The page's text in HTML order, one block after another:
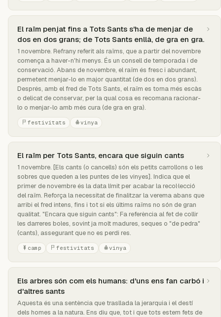
El raïm penjat fins a Tots Sants s'ha de menjar de
dos en dos grans; de Tots Sants enllà, de gra en gra.
1 novembre. Refrany referit als raïms, que a partir del novembre
comença a haver-n'hi menys. És un consell de temporada i de
conservació. Abans de novembre, el raïm és fresc i abundant,
permetent menjar-lo en major quantitat (de dos en dos grans).
Després, amb el fred de Tots Sants, el raïm es torna més escàs
o delicat de conservar, per la qual cosa es recomana racionar-
lo o menjar-lo amb més cura (de gra en gra).
festivitats vinya
El raïm per Tots Sants, encara que siguin cants
1 novembre. [Els cants (o cancells) són els petits carrollons o les
sobres que queden a les puntes de les vinyes]. Indica que el
primer de novembre és la data límit per acabar la recol·lecció
del raïm. Reforça la necessitat de finalitzar la verema abans que
arribi el fred intens, fins i tot si els últims raïms no són de gran
qualitat. "Encara que siguin cants": Fa referència al fet de collir
les darreres boles, sovint ja molt madures, seques o "de pedra"
(cants), assegurant que no es perdi res.
camp festivitats vinya
Els arbres són com els humans: d'uns ens fan carbó i
d'altres sants
Aquesta és una sentència que trasllada la jerarquia i el destí
dels homes a la natura. Ens diu que, tot i que tots estem fets de